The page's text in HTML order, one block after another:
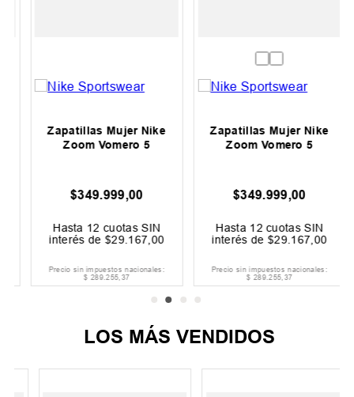
Zapatillas Mujer Nike
Zoom Vomero 5
349.999,00
Hasta12cuotas SIN
interés de$29.167,00
Precio sin impuestos nacionales:
289.255,37
Zapatillas Mujer Nike
Zoom Vomero 5
349.999,00
Hasta12cuotas SIN
interés de$29.167,00
Precio sin impuestos nacionales:
289.255,37
LOS MÁS VENDIDOS